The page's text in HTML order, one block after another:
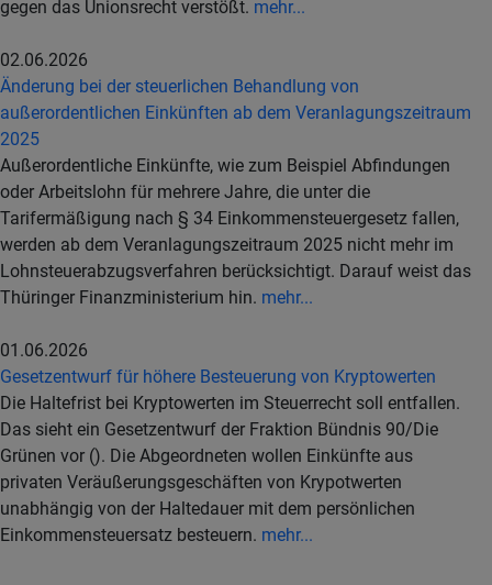
gegen das Unionsrecht verstößt. mehr...
02.06.2026
Änderung bei der steuerlichen Behandlung von
außerordentlichen Einkünften ab dem Veranlagungszeitraum
2025
Außerordentliche Einkünfte, wie zum Beispiel Abfindungen
oder Arbeitslohn für mehrere Jahre, die unter die
Tarifermäßigung nach § 34 Einkommensteuergesetz fallen,
werden ab dem Veranlagungszeitraum 2025 nicht mehr im
Lohnsteuerabzugsverfahren berücksichtigt. Darauf weist das
Thüringer Finanzministerium hin. mehr...
01.06.2026
Gesetzentwurf für höhere Besteuerung von Kryptowerten
Die Haltefrist bei Kryptowerten im Steuerrecht soll entfallen.
Das sieht ein Gesetzentwurf der Fraktion Bündnis 90/Die
Grünen vor (). Die Abgeordneten wollen Einkünfte aus
privaten Veräußerungsgeschäften von Krypotwerten
unabhängig von der Haltedauer mit dem persönlichen
Einkommensteuersatz besteuern. mehr...